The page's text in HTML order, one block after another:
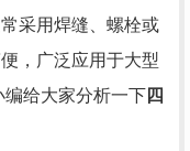
采用焊缝、螺栓或
，广泛应用于大型
给大家分析一下四